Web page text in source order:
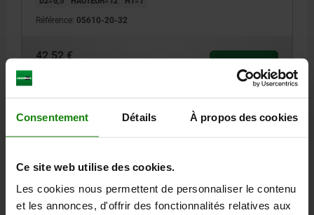
Consentement Détails À propos des cookies
Ce site web utilise des cookies.
Les cookies nous permettent de personnaliser le contenu
et les annonces, d'offrir des fonctionnalités relatives aux
Référence: 05610-20-32
42,52 €
05610-20